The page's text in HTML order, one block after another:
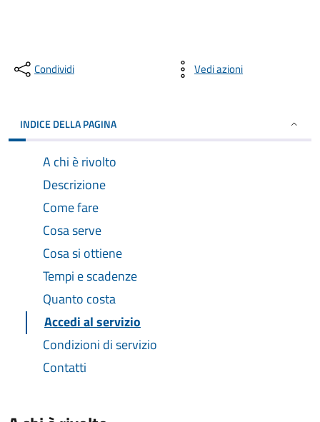
Condividi Vedi azioni
INDICE DELLA PAGINA
A chi è rivolto
Descrizione
Come fare
Cosa serve
Cosa si ottiene
Tempi e scadenze
Quanto costa
Accedi al servizio
Condizioni di servizio
Contatti